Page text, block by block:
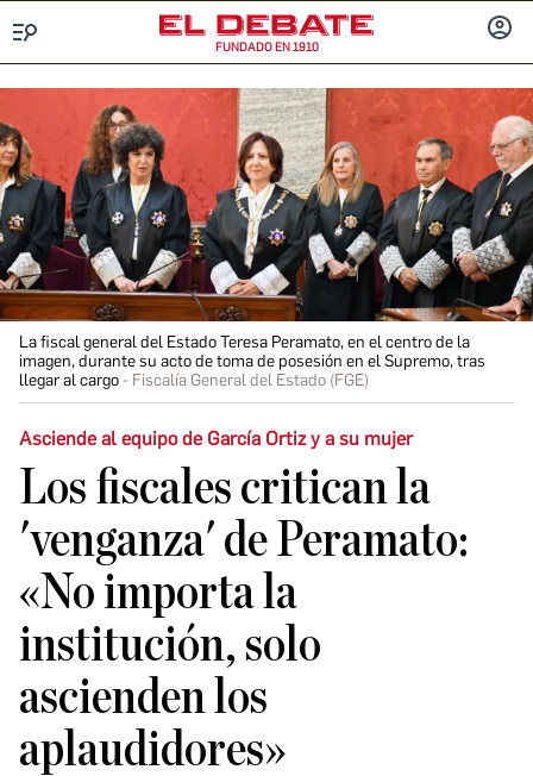
FUNDADO EN 1910
La fiscal general del Estado Teresa Peramato, en el centro de la
imagen, durante su acto de toma de posesión en el Supremo, tras
llegar al cargo
Fiscalía General del Estado (FGE)
Asciende al equipo de García Ortiz y a su mujer
Los fiscales critican la
'venganza' de Peramato:
«No importa la
institución, solo
ascienden los
aplaudidores»